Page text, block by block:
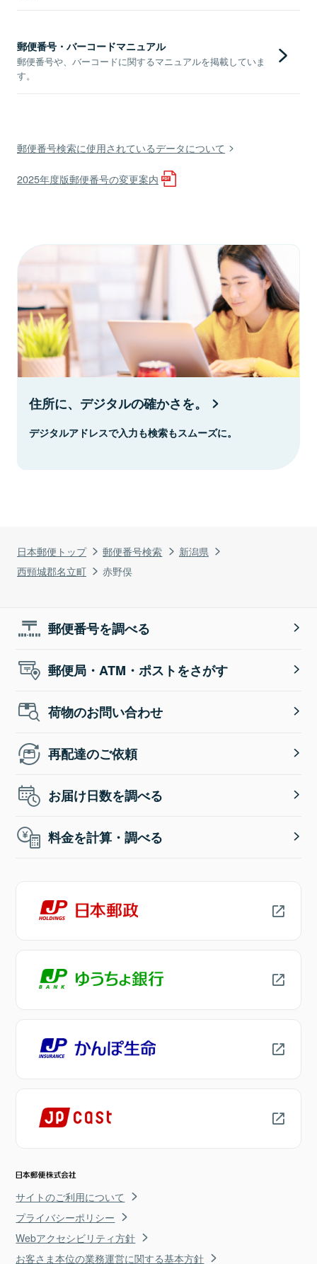
日本郵便トップ 郵便番号検索
新潟県
西頸城郡名立町
赤野俣
郵便番号・バーコードマニュアル
郵便番号や、バーコードに関するマニュアルを掲載していま
す。
郵便番号検索に使用されているデータについて
2025年度版郵便番号の変更案内
住所に、デジタルの確かさを。
デジタルアドレスで入力も検索もスムーズに。
郵便番号を調べる
郵便局・ATM・ポストをさがす
荷物のお問い合わせ
再配達のご依頼
お届け日数を調べる
料金を計算・調べる
サイトのご利用について
プライバシーポリシー
Webアクセシビリティ方針
お客さま本位の業務運営に関する基本方針